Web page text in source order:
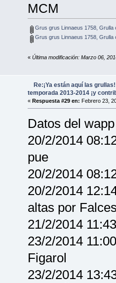
MCM
Grus grus Linnaeus 1758, Grulla
Grus grus Linnaeus 1758, Grulla
« Última modificación: Marzo 06,
Re:¡Ya están aquí las
temporada 2013-2014 ¡y
« Respuesta #29 en: Febrero 23,
Datos del wapp
20/2/2014
pue
20/2/2014
20/2/2014
altas por
21/2/2014
23/2/2014
Figarol
23/2/2014